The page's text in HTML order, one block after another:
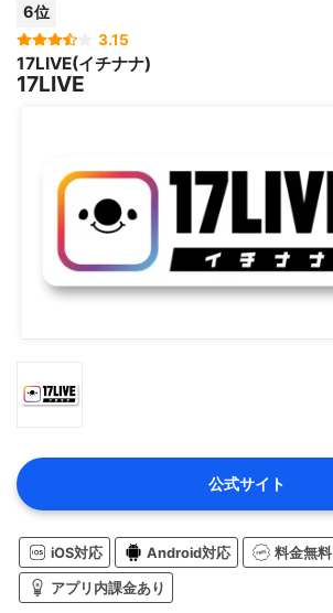
6位
3.15
17LIVE(イチナナ)
17LIVE
公式サイト
iOS対応 Android対応 料金無料
アプリ内課金あり